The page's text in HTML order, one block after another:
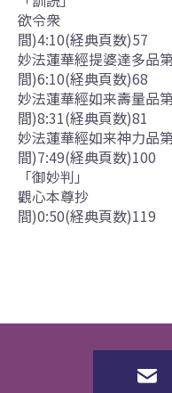
欲令
間)4:10(経典頁数)57
妙法蓮華經提
間)6:10(経典頁数)68
妙法蓮華經如
間)8:31(経典頁数)81
妙法蓮華經如来
間)7:49(経典頁数)100
「御妙判」
觀心本
間)0:50(経典頁数)119